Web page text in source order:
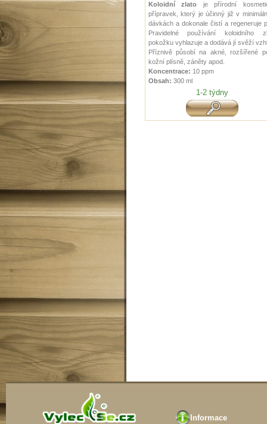
Koloidní zlato je přírodní
přípravek, který je účinný již v
dávkách a dokonale čistí a regeneruje
Pravidelné používání koloidního
pokožku vyhlazuje a dodává jí svěží
Příznivě působí na akné, rozšířené
kožní plísně, záněty apod.
Koncentrace: 10 ppm
Obsah: 300 ml
1-2 týdny
Informace